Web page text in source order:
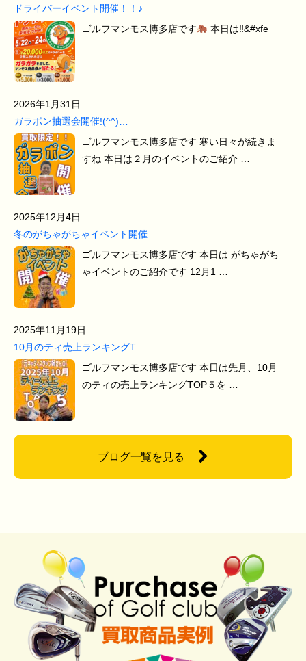
ドライバーイベント開催！！♪
ゴルフマンモス博多店です
本日は‼&#xfe
2026年1月31日
ガラポン抽選会開催!(^^)…
ゴルフマンモス博多店です 寒い日々が続きま
すね 本日は２月のイベントのご紹介 …
2025年12月4日
冬のがちゃがちゃイベント開催…
ゴルフマンモス博多店です 本日は がちゃがち
ゃイベントのご紹介です 12月1 …
2025年11月19日
10月のティ売上ランキングT…
ゴルフマンモス博多店です 本日は先月、10月
のティの売上ランキングTOP５を …
ブログ一覧を見る